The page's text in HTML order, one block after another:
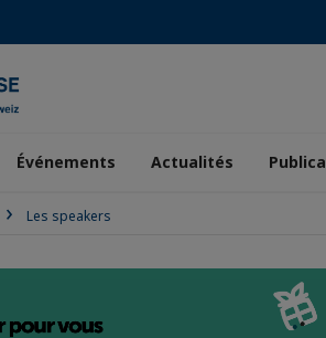
Événements Actualités
Les speakers